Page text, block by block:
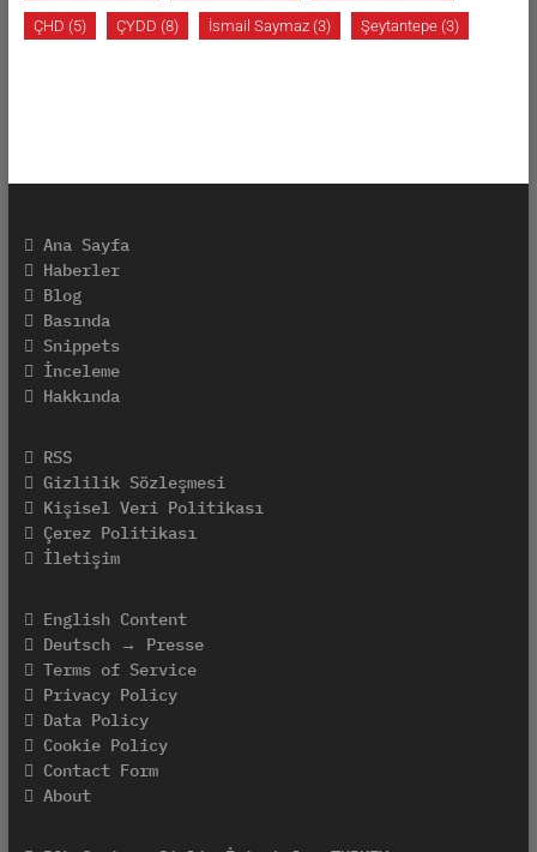
ÇHD (5) ÇYDD (8) İsmail Saymaz(3) Şeytantepe(3)
Ana Sayfa
Haberler
Blog
Basında
Snippets
İnceleme
Hakkında
RSS
Gizlilik Sözleşmesi
Kişisel Veri Politikası
Çerez Politikası
İletişim
English Content
Deutsch → Presse
Terms of Service
Privacy Policy
Data Policy
Cookie Policy
Contact Form
About